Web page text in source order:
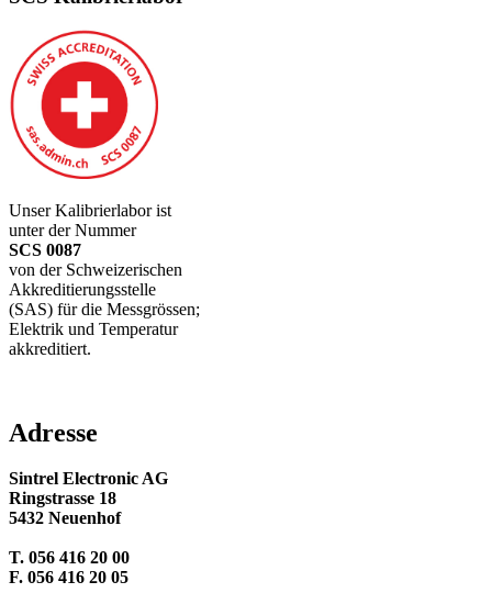
Unser Kalibrierlabor ist
unter der Nummer
SCS 0087
von der Schweizerischen
Akkreditierungsstelle
(SAS) für die Messgrössen;
Elektrik und Temperatur
akkreditiert.
Adresse
Sintrel Electronic AG
Ringstrasse 18
5432 Neuenhof
T. 056 416 20 00
F. 056 416 20 05